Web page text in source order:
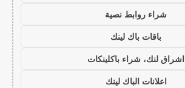
شراء روابط نصية
باقات باك لينك
اشراق لنك، شراء باكلينكات
اعلانات الباك لينك